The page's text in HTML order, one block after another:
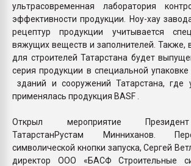
ультрасовременная лаборатория
эффективности продукции. Ноу-хау
рецептур продукции учитывается
вяжущих веществ и заполнителей. Также,
для строителей Татарстана будет
серия продукции в специальной
зданий и сооружений Татарстана, где
применялась продукция BASF .
Открыл мероприятие
ТатарстанРустам Минниханов.
символической кнопки запуска, Сергей
директор ООО «БАСФ Строительные